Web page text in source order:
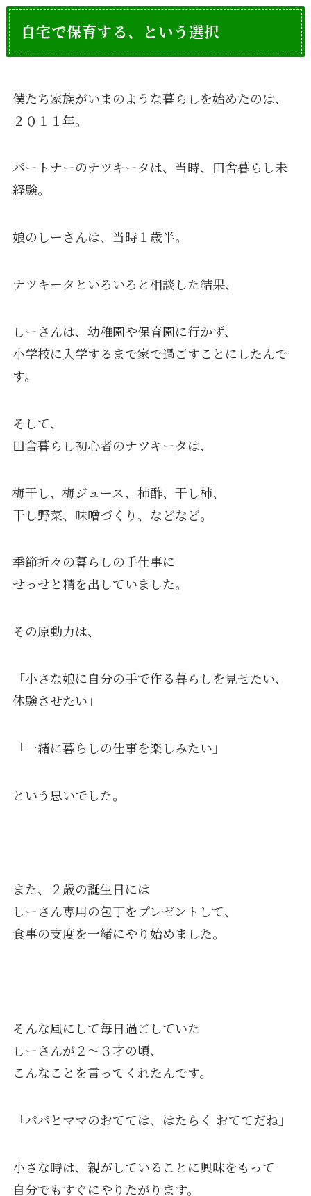
自宅で保育する、という選択
僕たち家族がいまのような暮らしを始めたのは、
２０１１年。
パートナーのナツキータは、当時、田舎暮らし未
経験。
娘のしーさんは、当時１歳半。
ナツキータといろいろと相談した結果、
しーさんは、幼稚園や保育園に行かず、
小学校に入学するまで家で過ごすことにしたんで
す。
そして、
田舎暮らし初心者のナツキータは、
梅干し、梅ジュース、柿酢、干し柿、
干し野菜、味噌づくり、などなど。
季節折々の暮らしの手仕事に
せっせと精を出していました。
その原動力は、
「小さな娘に自分の手で作る暮らしを見せたい、
体験させたい」
「一緒に暮らしの仕事を楽しみたい」
という思いでした。
また、２歳の誕生日には
しーさん専用の包丁をプレゼントして、
食事の支度を一緒にやり始めました。
そんな風にして毎日過ごしていた
しーさんが２〜３才の頃、
こんなことを言ってくれたんです。
「パパとママのおてては、はたらく おててだね」
小さな時は、親がしていることに興味をもって
自分でもすぐにやりたがります。